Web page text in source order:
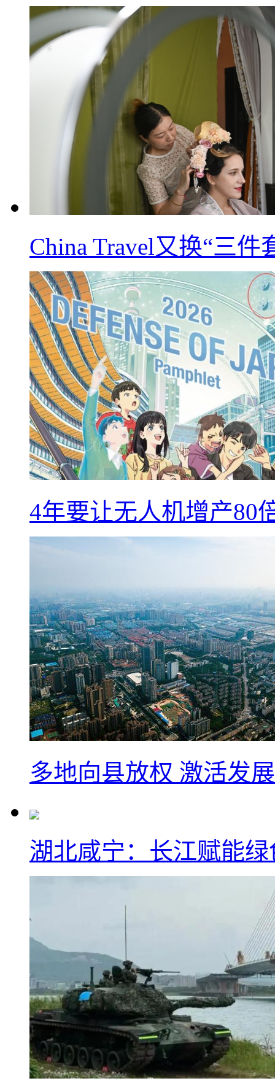
China Travel又换“三
4年要让无人机增产80
多地向县放权 激活发
湖北咸宁：长江赋能